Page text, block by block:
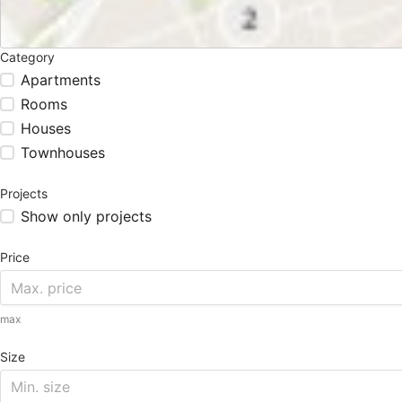
Category
Apartments
Rooms
Houses
Townhouses
Projects
Show only projects
Price
max
Size